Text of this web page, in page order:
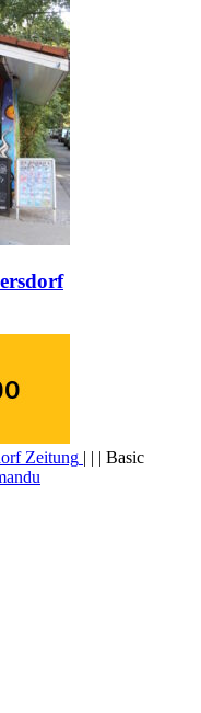
Zeitung | | | Basic